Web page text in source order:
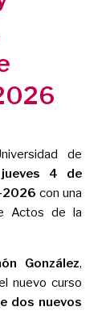
de
4 de
2026 con una
Actos de la
González,
nuevo curso
dos nuevos